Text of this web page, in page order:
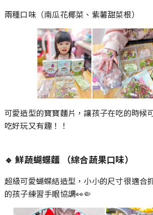
兩種口味（南瓜花椰菜、紫薯甜菜根）
可愛造型的寶寶麵片，讓孩子在吃的時候
吃好玩又有趣！！
🔹鮮蔬蝴蝶麵 （綜合蔬果口味）
超級可愛蝴蝶結造型，小小的尺寸很適合
的孩子練習手眼協調👀🤏